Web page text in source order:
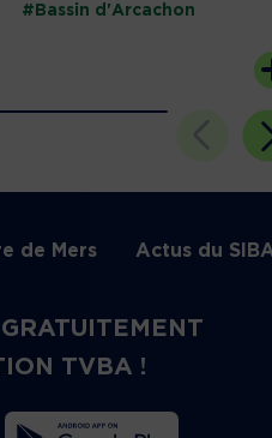
#Bassin d'Arcachon
de Mers Actus du
TVBA !